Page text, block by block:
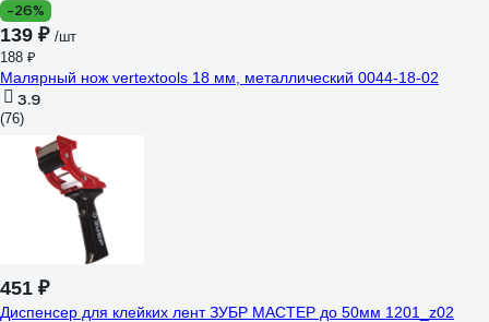
-26%
139 ₽ /шт
188 ₽
Малярный нож vertextools 18 мм, металлический 0044-18-02
3.9
(76)
451 ₽
Диспенсер для клейких лент ЗУБР МАСТЕР до 50мм 1201_z02